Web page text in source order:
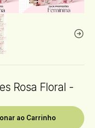
Rosa Floral -
ao Carrinho